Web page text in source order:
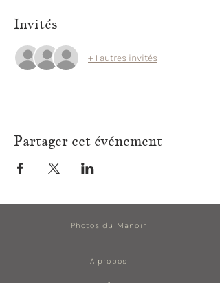
Invités
+ 1 autres invités
Partager cet événement
Photos du Manoir
A propos